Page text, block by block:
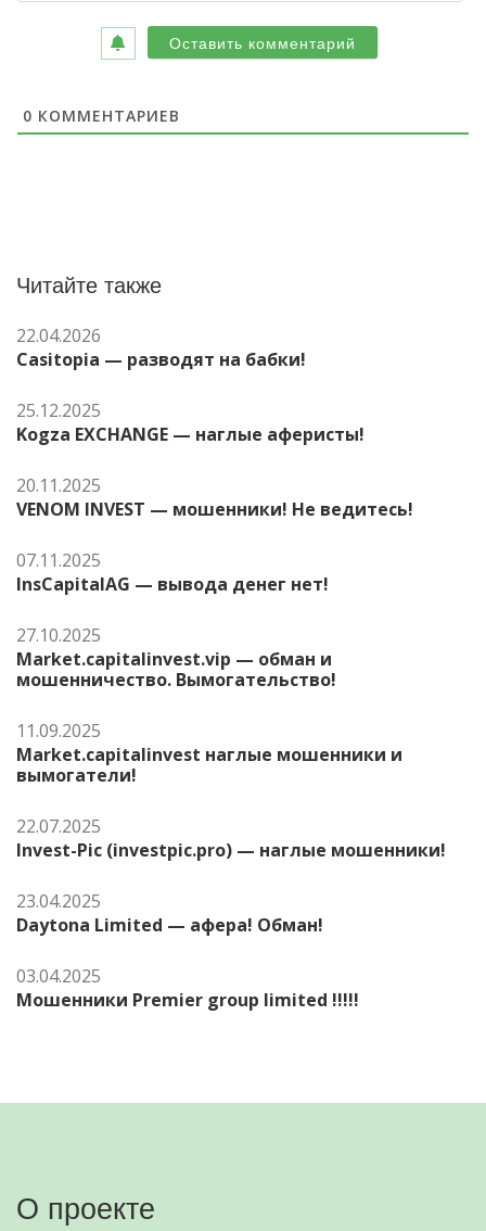
0 КОММЕНТАРИЕВ
Читайте также
22.04.2026
Casitopia — разводят на бабки!
25.12.2025
Kogza EXCHANGE — наглые аферисты!
20.11.2025
VENOM INVEST — мошенники! Не ведитесь!
07.11.2025
InsCapitalAG — вывода денег нет!
27.10.2025
Market.capitalinvest.vip — обман и
мошенничество. Вымогательство!
11.09.2025
Market.capitalinvest наглые мошенники и
вымогатели!
22.07.2025
Invest-Pic (investpic.pro) — наглые мошенники!
23.04.2025
Daytona Limited — афера! Обман!
03.04.2025
Мошенники Premier group limited !!!!!
О проекте